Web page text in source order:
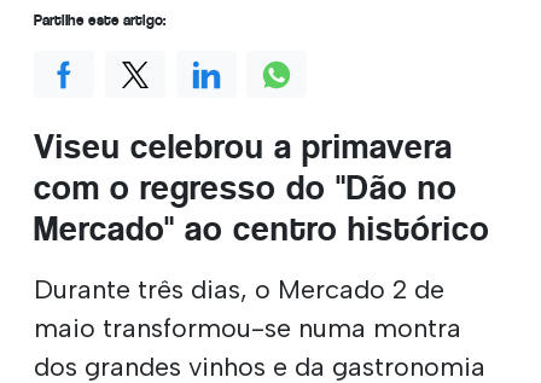
Viseu celebrou a primavera
com o regresso do "Dão no
Mercado" ao centro histórico
Durante três dias, o Mercado 2 de
maio transformou-se numa montra
dos grandes vinhos e da gastronomia
Partilhe este artigo: